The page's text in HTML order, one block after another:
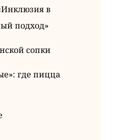
в
подход»
сопки
где пицца